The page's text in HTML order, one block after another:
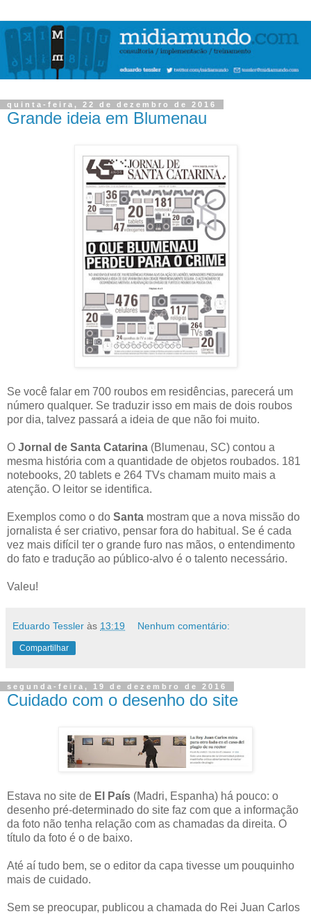
quinta-feira, 22 de dezembro de 2016
Grande ideia em Blumenau
Se você falar em 700 roubos em residências, parecerá um
número qualquer. Se traduzir isso em mais de dois roubos
por dia, talvez passará a ideia de que não foi muito.
O Jornal de Santa Catarina (Blumenau, SC) contou a
mesma história com a quantidade de objetos roubados. 181
notebooks, 20 tablets e 264 TVs chamam muito mais a
atenção. O leitor se identifica.
Exemplos como o do Santa mostram que a nova missão do
jornalista é ser criativo, pensar fora do habitual. Se é cada
vez mais difícil ter o grande furo nas mãos, o entendimento
do fato e tradução ao público-alvo é o talento necessário.
Valeu!
Eduardo Tessler às 13:19 Nenhum comentário:
Compartilhar
segunda-feira, 19 de dezembro de 2016
Cuidado com o desenho do site
Estava no site de El País (Madri, Espanha) há pouco: o
desenho pré-determinado do site faz com que a informação
da foto não tenha relação com as chamadas da direita. O
título da foto é o de baixo.
Até aí tudo bem, se o editor da capa tivesse um pouquinho
mais de cuidado.
Sem se preocupar, publicou a chamada do Rei Juan Carlos